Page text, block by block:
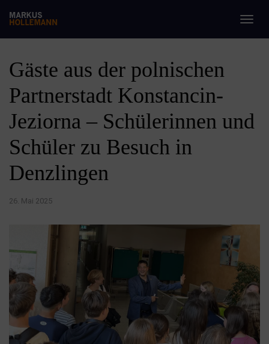
Gäste aus der polnischen
Partnerstadt Konstancin-
Jeziorna – Schülerinnen und
Schüler zu Besuch in
Denzlingen
26. Mai 2025